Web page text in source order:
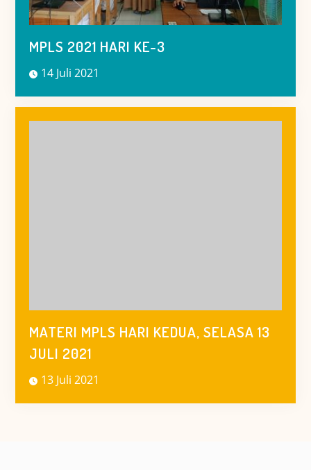
MPLS 2021 HARI KE-3
14 Juli 2021
MATERI MPLS HARI KEDUA, SELASA 13
JULI 2021
13 Juli 2021